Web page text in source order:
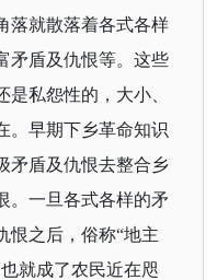
落就散落着各式各样
矛盾及仇恨等。这些
私怨性的，大小、
。早期下乡革命知识
矛盾及仇恨去整合乡
。一旦各式各样的矛
恨之后，俗称“地主
就成了农民近在咫